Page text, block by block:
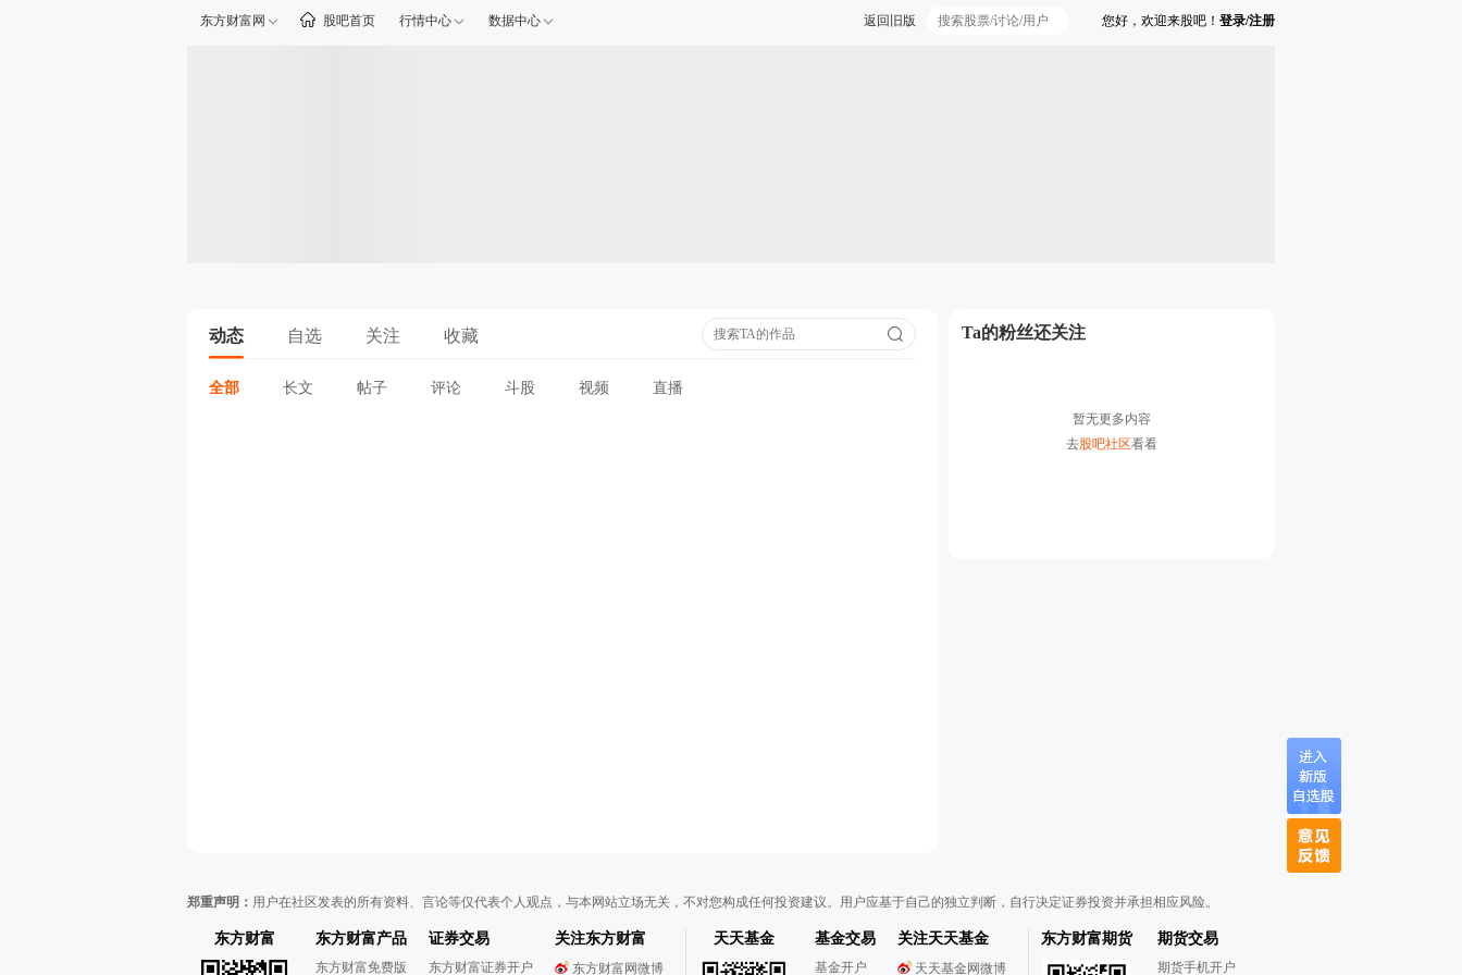
东方财富网 股吧首页 行情中心 数据中心 您好，欢迎来股吧！ 登录/注册
返回旧版
动态 自选 关注 收藏
全部 长文 帖子 评论 斗股 视频 直播
Ta的粉丝还关注
暂无更多内容
去股吧社区看看
郑重声明： 用户在社区发表的所有资料、言论等仅代表个人观点，与本网站立场无关，不对您构成任何投资建议。用户应基于自己的独立判断，自行决定证券投资并承担相应风险。
东方财富 东方财富产品
东方财富免费版
证券交易
东方财富证券开户
关注东方财富
东方财富网微博
天天基金 基金交易
基金开户
关注天天基金
天天基金网微博
东方财富期货 期货交易
期货手机开户